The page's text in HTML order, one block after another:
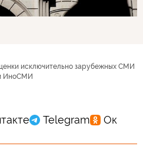
исключительно зарубежных СМИ
ИноСМИ